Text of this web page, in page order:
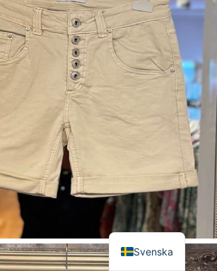
Svenska
English